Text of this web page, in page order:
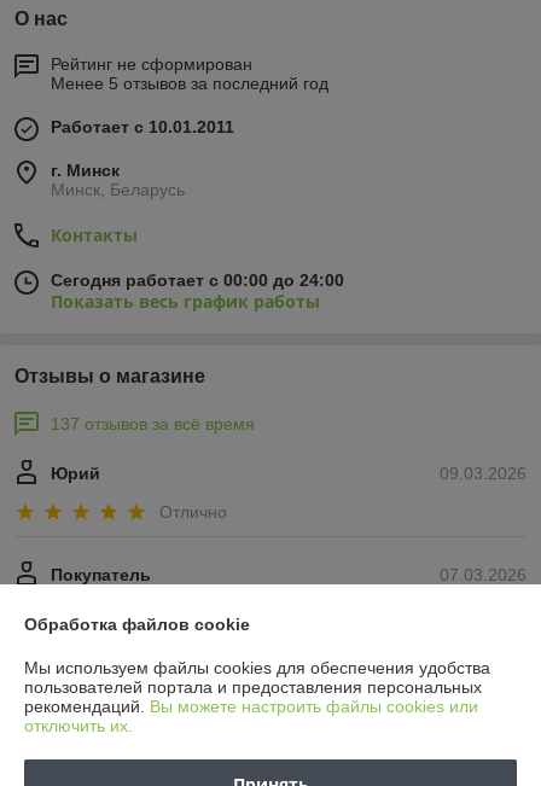
О нас
Рейтинг не сформирован
Менее 5 отзывов за последний год
Работает с 10.01.2011
г. Минск
Минск, Беларусь
Контакты
Сегодня работает с 00:00 до 24:00
Показать весь график работы
Отзывы о магазине
137 отзывов за всё время
09.03.2026
Юрий
Отлично
07.03.2026
Покупатель
Показать все отзывы
Обработка файлов cookie
Мы используем файлы cookies для обеспечения удобства
пользователей портала и предоставления персональных
рекомендаций. Вы можете настроить файлы cookies или
отключить их.